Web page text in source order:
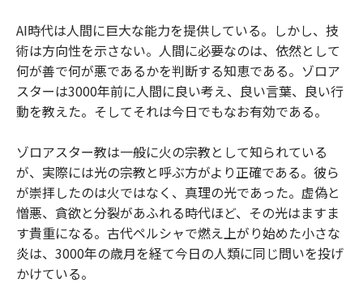
AI時代は人間に巨大な能力を提供している。しかし、技
術は方向性を示さない。人間に必要なのは、依然として
何が善で何が悪であるかを判断する知恵である。ゾロア
スターは3000年前に人間に良い考え、良い言葉、良い行
動を教えた。そしてそれは今日でもなお有効である。
ゾロアスター教は一般に火の宗教として知られている
が、実際には光の宗教と呼ぶ方がより正確である。彼ら
が崇拝したのは火ではなく、真理の光であった。虚偽と
憎悪、貪欲と分裂があふれる時代ほど、その光はますま
す貴重になる。古代ペルシャで燃え上がり始めた小さな
炎は、3000年の歳月を経て今日の人類に同じ問いを投げ
かけている。